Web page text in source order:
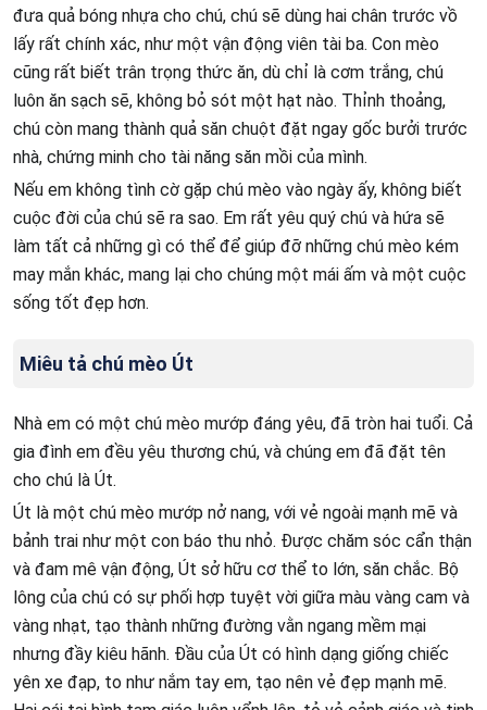
đưa quả bóng nhựa cho chú, chú sẽ dùng hai chân trước vồ
lấy rất chính xác, như một vận động viên tài ba. Con mèo
cũng rất biết trân trọng thức ăn, dù chỉ là cơm trắng, chú
luôn ăn sạch sẽ, không bỏ sót một hạt nào. Thỉnh thoảng,
chú còn mang thành quả săn chuột đặt ngay gốc bưởi trước
nhà, chứng minh cho tài năng săn mồi của mình.
Nếu em không tình cờ gặp chú mèo vào ngày ấy, không biết
cuộc đời của chú sẽ ra sao. Em rất yêu quý chú và hứa sẽ
làm tất cả những gì có thể để giúp đỡ những chú mèo kém
may mắn khác, mang lại cho chúng một mái ấm và một cuộc
sống tốt đẹp hơn.
Miêu tả chú mèo Út
Nhà em có một chú mèo mướp đáng yêu, đã tròn hai tuổi. Cả
gia đình em đều yêu thương chú, và chúng em đã đặt tên
cho chú là Út.
Út là một chú mèo mướp nở nang, với vẻ ngoài mạnh mẽ và
bảnh trai như một con báo thu nhỏ. Được chăm sóc cẩn thận
và đam mê vận động, Út sở hữu cơ thể to lớn, săn chắc. Bộ
lông của chú có sự phối hợp tuyệt vời giữa màu vàng cam và
vàng nhạt, tạo thành những đường vằn ngang mềm mại
nhưng đầy kiêu hãnh. Đầu của Út có hình dạng giống chiếc
yên xe đạp, to như nắm tay em, tạo nên vẻ đẹp mạnh mẽ.